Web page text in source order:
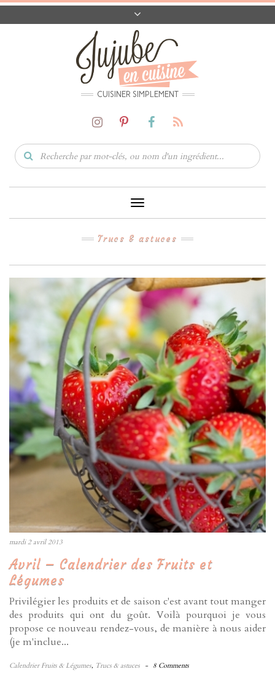
CONTACT
CODES PROMO
MATÉRIEL
CUISINER SIMPLEMENT
Toggle
Navigation
Trucs & astuces
mardi 2 avril 2013
Avril – Calendrier des Fruits et
Légumes
Privilégier les produits et de saison c'est avant tout manger
des produits qui ont du goût. Voilà pourquoi je vous
propose ce nouveau rendez-vous, de manière à nous aider
(je m'inclue...
Calendrier Fruits & Légumes, Trucs & astuces - 8 Comments